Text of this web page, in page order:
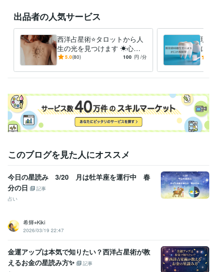
どんなお悩みも寄り添いながら鑑定いたします。
経験職種
ライフスタイル・その他 / 占い師 経験年数 : 7年
資格・検定
歯科衛生士 取得年 : 1989年
学習指導・資格・キャリア相談
住まい・美容・生活相談 ネイルチップアドバイザー
語学力
出品者の人気サービス
西洋占星術⭐タロットから人
生の光を見つけます ☀心の
迷路を解き放ち、明るい未来
5.0(80) 100 円 /分
現役
にア
自分
このブログを見た人にオススメ
今日の星読み 3/20 月は牡羊座を運行中 春
分の日
記事
占い
希輝⭐︎Kiki
2026/03/19 22:47
金運アップは本気で知りたい？西洋占星術が教
えるお金の星読み方✨
記事